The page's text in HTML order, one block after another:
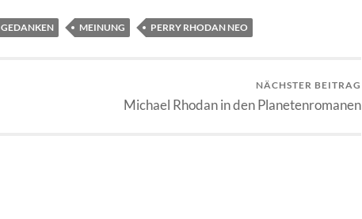
GEDANKEN MEINUNG PERRY RHODAN NEO
NÄCHSTER BEITRAG
Michael Rhodan in den Planetenromanen